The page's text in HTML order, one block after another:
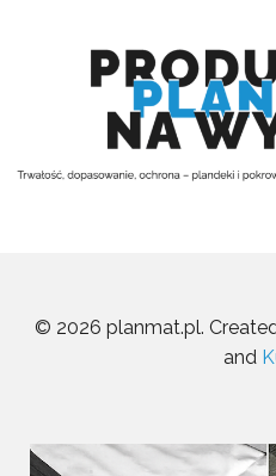
© 2026 planmat.pl.
and